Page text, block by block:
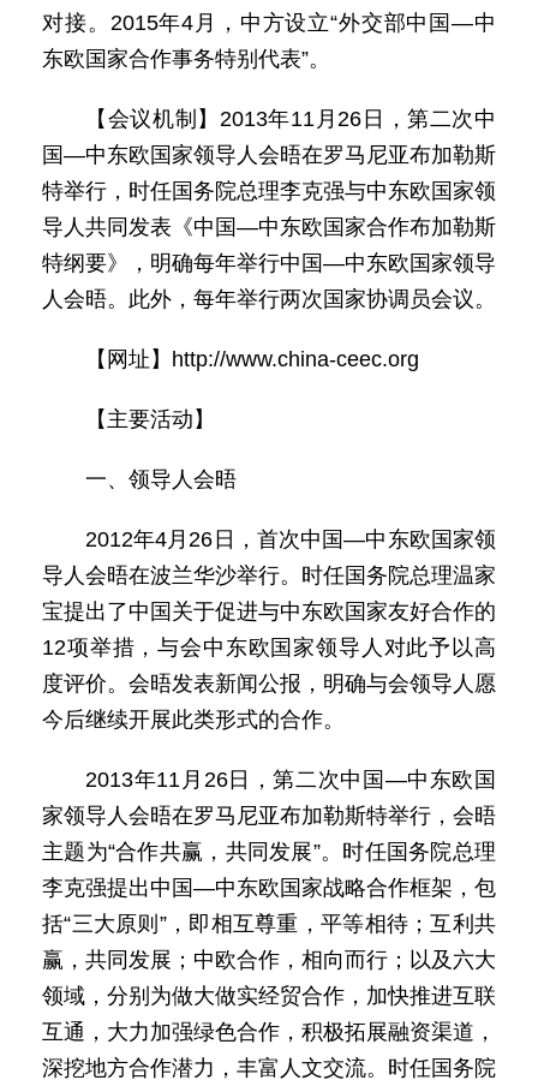
对接。2015年4月，中方设立“外交部中国—中
东欧国家合作事务特别代表”。
【会议机制】2013年11月26日，第二次中
国—中东欧国家领导人会晤在罗马尼亚布加勒斯
特举行，时任国务院总理李克强与中东欧国家领
导人共同发表《中国—中东欧国家合作布加勒斯
特纲要》，明确每年举行中国—中东欧国家领导
人会晤。此外，每年举行两次国家协调员会议。
【网址】http://www.china-ceec.org
【主要活动】
一、领导人会晤
2012年4月26日，首次中国—中东欧国家领
导人会晤在波兰华沙举行。时任国务院总理温家
宝提出了中国关于促进与中东欧国家友好合作的
12项举措，与会中东欧国家领导人对此予以高
度评价。会晤发表新闻公报，明确与会领导人愿
今后继续开展此类形式的合作。
2013年11月26日，第二次中国—中东欧国
家领导人会晤在罗马尼亚布加勒斯特举行，会晤
主题为“合作共赢，共同发展”。时任国务院总理
李克强提出中国—中东欧国家战略合作框架，包
括“三大原则”，即相互尊重，平等相待；互利共
赢，共同发展；中欧合作，相向而行；以及六大
领域，分别为做大做实经贸合作，加快推进互联
互通，大力加强绿色合作，积极拓展融资渠道，
深挖地方合作潜力，丰富人文交流。时任国务院